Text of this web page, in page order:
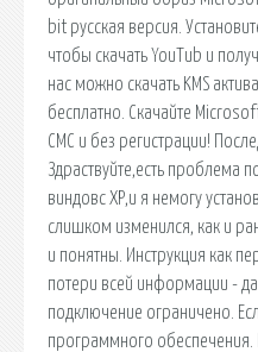
bit русская версия.
чтобы скачать YouTub и
нас можно скачать KMS
бесплатно. Скачайте
СМС и без регистрации!
Здраствуйте,есть проблема
виндовс ХР,и я немогу
слишком изменился, как и
и понятны. Инструкция как
потери всей информации -
подключение ограничено.
программного обеспечения.